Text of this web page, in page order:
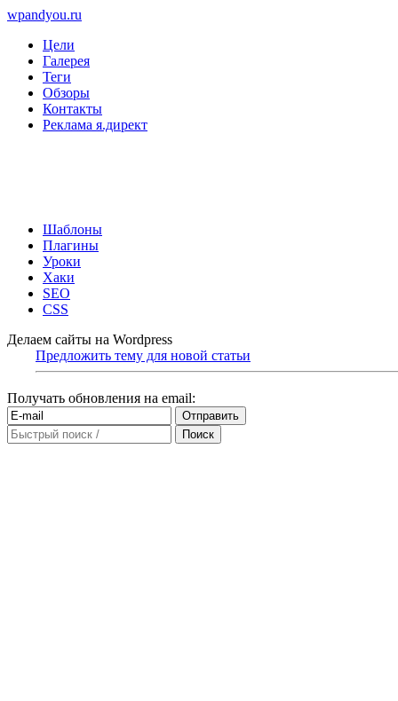
wpandyou.ru
Цели
Галерея
Теги
Обзоры
Контакты
Реклама я.директ
Шаблоны
Плагины
Уроки
Хаки
SEO
CSS
Делаем сайты на Wordpress
Предложить тему для новой статьи
Получать обновления на email: